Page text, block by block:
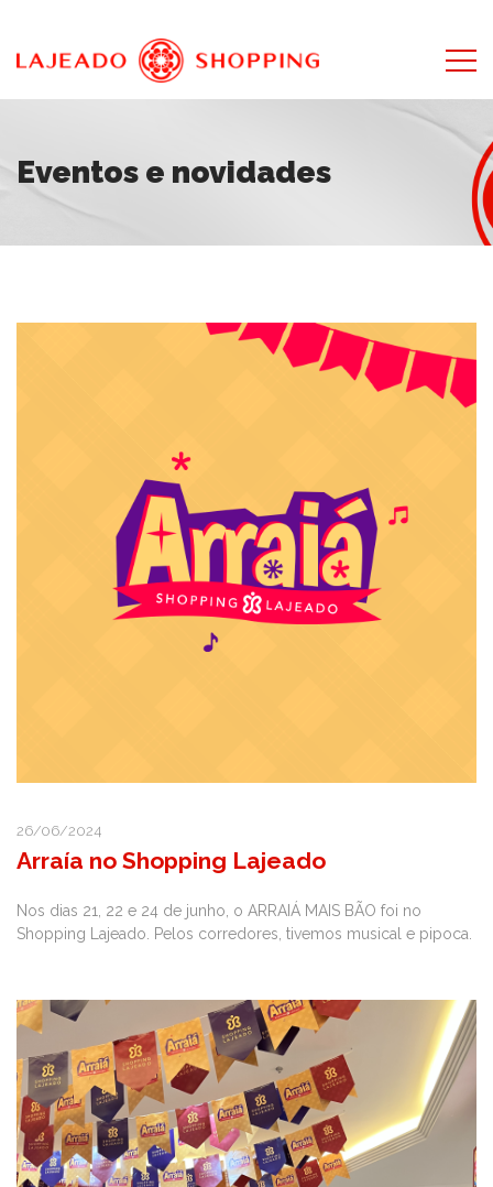
Eventos e novidades
26/06/2024
Arraía no Shopping Lajeado
Nos dias 21, 22 e 24 de junho, o ARRAIÁ MAIS BÃO foi no
Shopping Lajeado. Pelos corredores, tivemos musical e pipoca.